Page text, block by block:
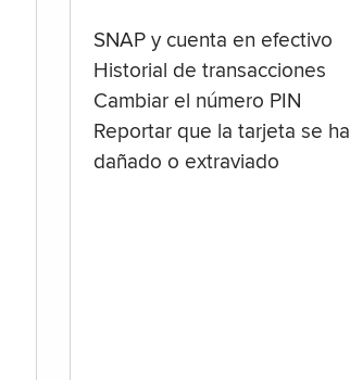
SNAP y cuenta en efectivo
Historial de transacciones
Cambiar el número PIN
Reportar que la tarjeta se ha
dañado o extraviado